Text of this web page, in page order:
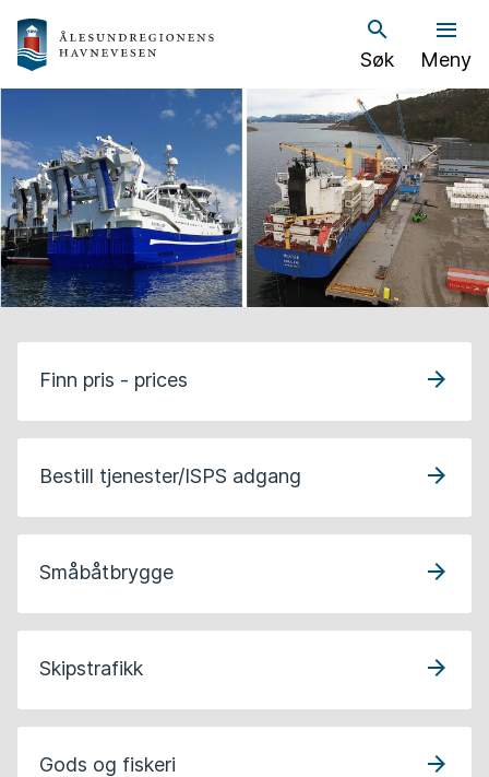
Å
l
e
s
u
n
d
h
v
n
Søk Meny
Finn pris - prices
Bestill tjenester/ISPS adgang
Småbåtbrygge
Skipstrafikk
Gods og fiskeri